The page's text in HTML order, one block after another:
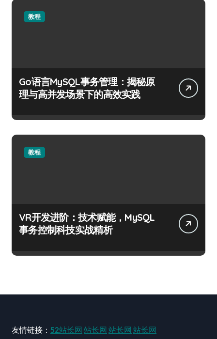
教程
Go语言MySQL事务管理：揭秘原
理与高并发场景下的高效实践
教程
VR开发进阶：技术赋能，MySQL
事务控制科技实战精析
友情链接： 52站长网 站长网 站长网 站长网